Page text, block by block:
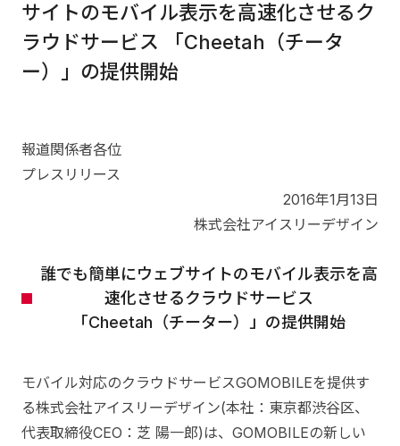
サイトのモバイル表示を高速化させるク
ラウドサービス 「Cheetah（チータ
ー）」の提供開始
報道関係者各位
プレスリリース
2016年1月13日
株式会社アイスリーデザイン
誰でも簡単にウェブサイトのモバイル表示を高
速化させるクラウドサービス
「Cheetah（チーター）」の提供開始
モバイル対応のクラウドサービスGOMOBILEを提供す
る株式会社アイスリーデザイン(本社：東京都渋谷区、
代表取締役CEO：芝 陽一郎)は、GOMOBILEの新しい